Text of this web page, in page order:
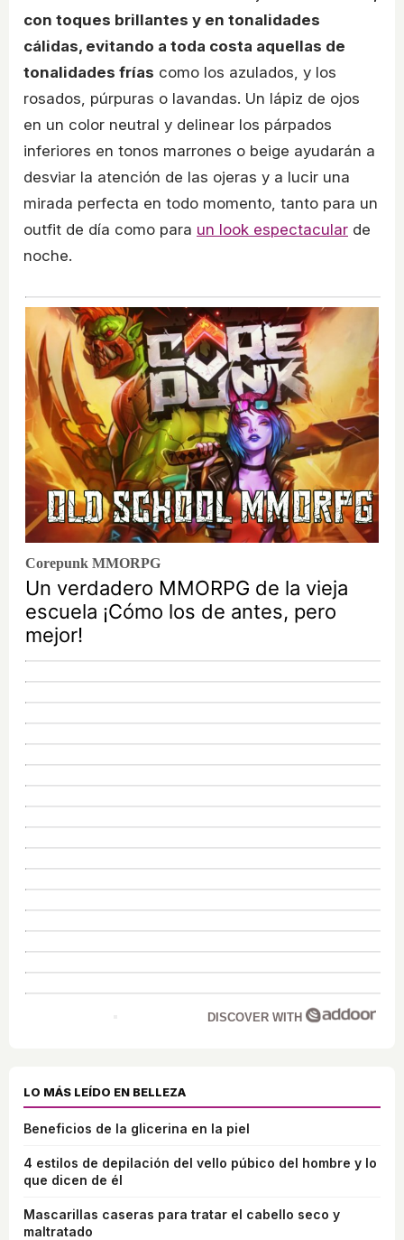
con toques brillantes y en tonalidades
cálidas, evitando a toda costa aquellas de
tonalidades frías como los azulados, y los
rosados, púrpuras o lavandas. Un lápiz de ojos
en un color neutral y delinear los párpados
inferiores en tonos marrones o beige ayudarán a
desviar la atención de las ojeras y a lucir una
mirada perfecta en todo momento, tanto para un
outfit de día como para un look espectacular de
noche.
Corepunk MMORPG
Un verdadero MMORPG de la vieja
escuela ¡Cómo los de antes, pero
mejor!
DISCOVER WITH
LO MÁS LEÍDO EN BELLEZA
Beneficios de la glicerina en la piel
4 estilos de depilación del vello púbico del hombre y lo
que dicen de él
Mascarillas caseras para tratar el cabello seco y
maltratado